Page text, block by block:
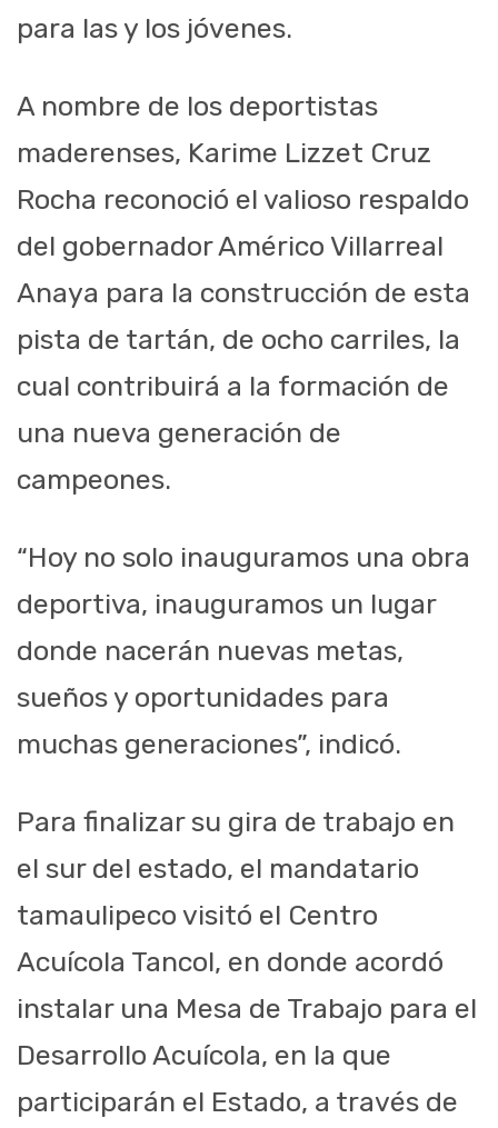
para las y los jóvenes.
A nombre de los deportistas
maderenses, Karime Lizzet Cruz
Rocha reconoció el valioso respaldo
del gobernador Américo Villarreal
Anaya para la construcción de esta
pista de tartán, de ocho carriles, la
cual contribuirá a la formación de
una nueva generación de
campeones.
“Hoy no solo inauguramos una obra
deportiva, inauguramos un lugar
donde nacerán nuevas metas,
sueños y oportunidades para
muchas generaciones”, indicó.
Para finalizar su gira de trabajo en
el sur del estado, el mandatario
tamaulipeco visitó el Centro
Acuícola Tancol, en donde acordó
instalar una Mesa de Trabajo para el
Desarrollo Acuícola, en la que
participarán el Estado, a través de